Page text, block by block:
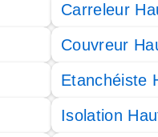
Carreleur
Couvreur
Etanchéiste
Isolation